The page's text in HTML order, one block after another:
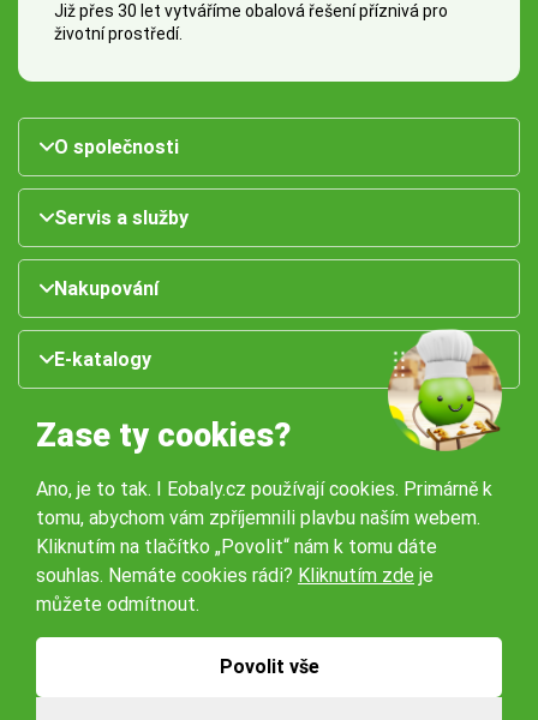
Již přes 30 let vytváříme obalová řešení příznivá pro
životní prostředí.
O společnosti
Servis a služby
Nakupování
E-katalogy
Naše pobočky:
Obchodní podmínky
Zase ty cookies?
Ano, je to tak. I Eobaly.cz používají cookies. Primárně k
tomu, abychom vám zpříjemnili plavbu naším webem.
Kliknutím na tlačítko „Povolit“ nám k tomu dáte
souhlas. Nemáte cookies rádi? Kliknutím zde je
můžete odmítnout.
Povolit vše